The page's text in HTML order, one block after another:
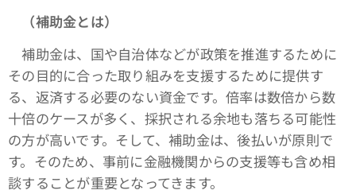
（補助金とは）
補助金は、国や自治体などが政策を推進するために
その目的に合った取り組みを支援するために提供す
る、返済する必要のない資金です。倍率は数倍から数
十倍のケースが多く、採択される余地も落ちる可能性
の方が高いです。そして、補助金は、後払いが原則で
す。そのため、事前に金融機関からの支援等も含め相
談することが重要となってきます。